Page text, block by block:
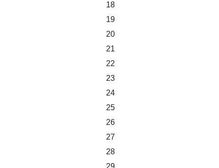
18
19
20
21
22
23
24
25
26
27
28